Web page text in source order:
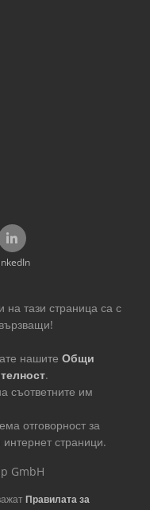
тази страница са с
нашите Общи
.
съответните им
отговорност за
страници.
GmbH
Правилата за